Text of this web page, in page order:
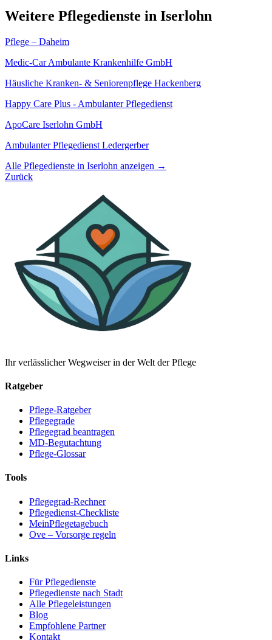
Weitere Pflegedienste in Iserlohn
Pflege – Daheim
Medic-Car Ambulante Krankenhilfe GmbH
Häusliche Kranken- & Seniorenpflege Hackenberg
Happy Care Plus - Ambulanter Pflegedienst
ApoCare Iserlohn GmbH
Ambulanter Pflegedienst Ledergerber
Alle Pflegedienste in Iserlohn anzeigen →
Zurück
Ihr verlässlicher Wegweiser in der Welt der Pflege
Ratgeber
Pflege-Ratgeber
Pflegegrade
Pflegegrad beantragen
MD-Begutachtung
Pflege-Glossar
Tools
Pflegegrad-Rechner
Pflegedienst-Checkliste
MeinPflegetagebuch
Ove – Vorsorge regeln
Links
Für Pflegedienste
Pflegedienste nach Stadt
Alle Pflegeleistungen
Blog
Empfohlene Partner
Kontakt